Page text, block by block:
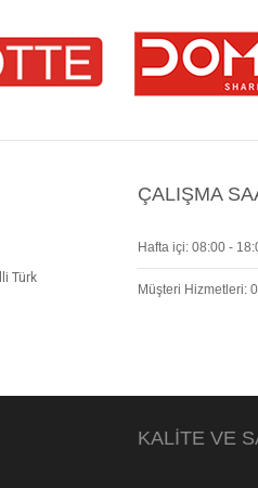
Türk
ÇALIŞMA
Hafta içi: 08:00 -
Müşteri Hizmetleri:
KALITE VE